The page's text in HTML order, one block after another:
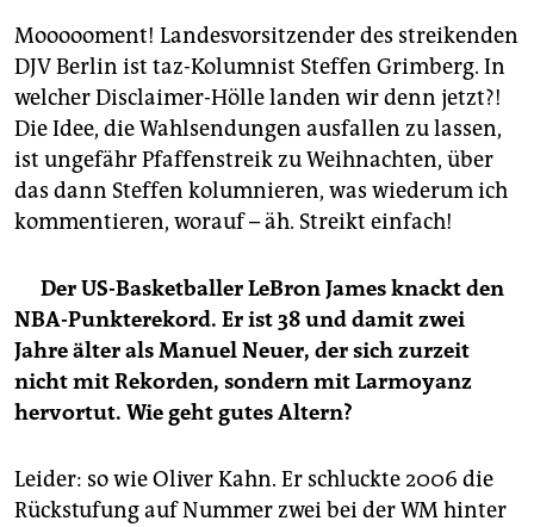
Moooooment! Landesvorsitzender des streikenden
DJV Berlin ist taz-Kolumnist Steffen Grimberg. In
welcher Disclaimer-Hölle landen wir denn jetzt?!
Die Idee, die Wahlsendungen ausfallen zu lassen,
ist ungefähr Pfaffenstreik zu Weihnachten, über
das dann Steffen kolumnieren, was wiederum ich
kommentieren, worauf – äh. Streikt einfach!
Der US-Basketballer LeBron James knackt den
NBA-Punkterekord. Er ist 38 und damit zwei
Jahre älter als Manuel Neuer, der sich zurzeit
nicht mit Rekorden, sondern mit Larmoyanz
hervortut. Wie geht gutes Altern?
Leider: so wie Oliver Kahn. Er schluckte 2006 die
Rückstufung auf Nummer zwei bei der WM hinter